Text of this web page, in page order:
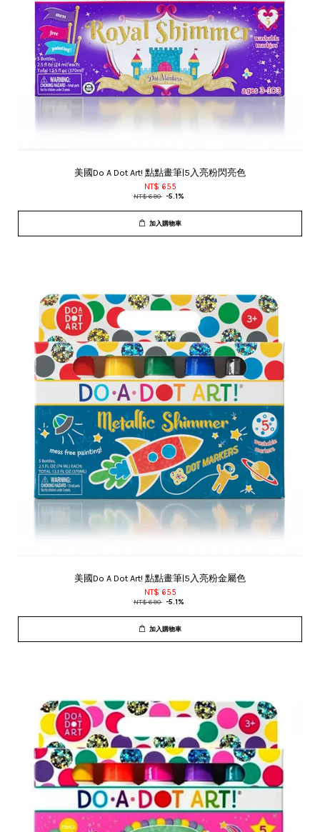
美國Do A Dot Art! 點點畫筆|5入亮粉閃亮色
NT$ 655
NT$ 690 -5.1%
加入購物車
美國Do A Dot Art! 點點畫筆|5入亮粉金屬色
NT$ 655
NT$ 690 -5.1%
加入購物車